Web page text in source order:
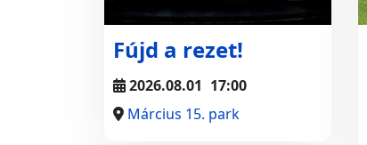
Fújd a rezet!
2026.08.01 17:00
Március 15. park